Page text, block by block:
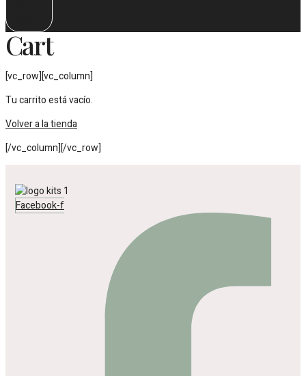
Cart
[vc_row][vc_column]
Tu carrito está vacío.
Volver a la tienda
[/vc_column][/vc_row]
Facebook-f